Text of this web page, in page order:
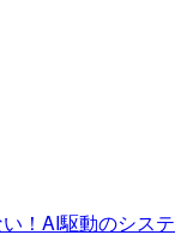
！AI駆動のシステ